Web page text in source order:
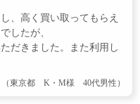
、高く買い取ってもらえ
したが、
だきました。また利用し
（東京都 K・M様 40代男性）